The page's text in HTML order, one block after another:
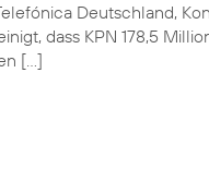
Deutschland,
dass KPN 178,5
[…]